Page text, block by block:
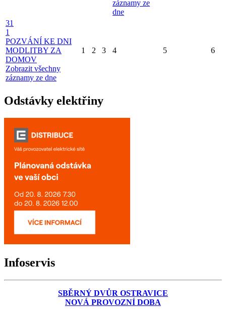
záznamy ze
dne
31
1
POZVÁNÍ KE DNI
MODLITBY ZA
DOMOV
Zobrazit všechny
záznamy ze dne
1 2 3 4 5 6
Odstávky elektřiny
Infoservis
SBĚRNÝ DVŮR OSTRAVICE
NOVÁ PROVOZNÍ DOBA